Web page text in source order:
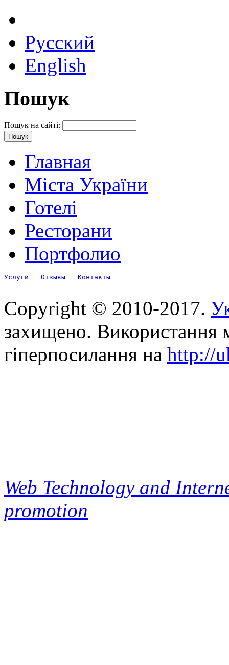
Русский
English
Пошук
Пошук на сайті:
Главная
Міста України
Готелі
Ресторани
Портфолио
Услуги Отзывы Контакты
Copyright © 2010-2017.
захищено. Використання
гіперпосилання на http://
Web Technology and
promotion